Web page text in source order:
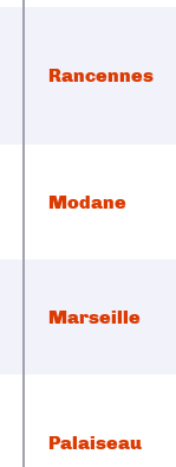
Rancennes
Modane
Marseille
Palaiseau